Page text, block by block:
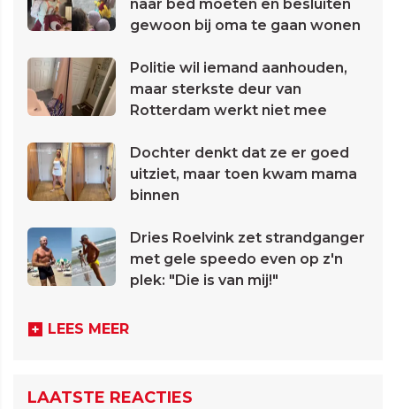
naar bed moeten en besluiten
gewoon bij oma te gaan wonen
Politie wil iemand aanhouden,
maar sterkste deur van
Rotterdam werkt niet mee
Dochter denkt dat ze er goed
uitziet, maar toen kwam mama
binnen
Dries Roelvink zet strandganger
met gele speedo even op z'n
plek: "Die is van mij!"
LEES MEER
LAATSTE REACTIES